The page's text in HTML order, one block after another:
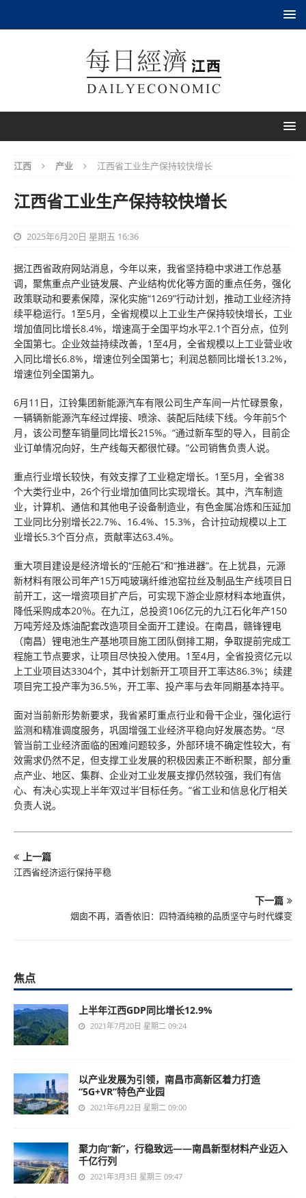
江西 产业 江西省工业生产保持较快增长
江西省工业生产保持较快增长
2025年6月20日 星期五 16:36
据江西省政府网站消息，今年以来，我省坚持稳中求进工作总基
调，聚焦重点产业链发展、产业结构优化等方面的重点任务，强化
政策联动和要素保障，深化实施“1269”行动计划，推动工业经济持
续平稳运行。1至5月，全省规模以上工业生产保持较快增长，工业
增加值同比增长8.4%，增速高于全国平均水平2.1个百分点，位列
全国第七。企业效益持续改善，1至4月，全省规模以上工业营业收
入同比增长6.8%，增速位列全国第七；利润总额同比增长13.2%，
增速位列全国第九。
6月11日，江铃集团新能源汽车有限公司生产车间一片忙碌景象，
一辆辆新能源汽车经过焊接、喷涂、装配后陆续下线。今年前5个
月，该公司整车销量同比增长215%。“通过新车型的导入，目前企
业订单情况向好，生产线每天都很忙碌。”公司销售负责人说。
重点行业增长较快，有效支撑了工业稳定增长。1至5月，全省38
个大类行业中，26个行业增加值同比实现增长。其中，汽车制造
业，计算机、通信和其他电子设备制造业，有色金属冶炼和压延加
工业同比分别增长22.7%、16.4%、15.3%，合计拉动规模以上工
业增长5.3个百分点，贡献率达63.4%。
重大项目建设是经济增长的“压舱石”和“推进器”。在上犹县，元源
新材料有限公司年产15万吨玻璃纤维池窑拉丝及制品生产线项目日
前开工，这一增资项目扩产后，可实现下游企业原材料本地直供，
降低采购成本20％。在九江，总投资106亿元的九江石化年产150
万吨芳烃及炼油配套改造项目全面开工建设。在南昌，赣锋锂电
（南昌）锂电池生产基地项目施工团队倒排工期，争取提前完成工
程施工节点要求，让项目尽快投入使用。1至4月，全省投资亿元以
上工业项目达3304个，其中计划新开工项目开工率达86.3%；续建
项目完工投产率为36.5%，开工率、投产率与去年同期基本持平。
面对当前新形势新要求，我省紧盯重点行业和骨干企业，强化运行
监测和精准调度服务，巩固增强工业经济平稳向好发展态势。“尽
管当前工业经济面临的困难问题较多，外部环境不确定性较大，有
效需求仍然不足，但支撑工业发展的积极因素正不断积聚，部分重
点产业、地区、集群、企业对工业发展支撑仍然较强，我们有信
心、有决心实现上半年‘双过半’目标任务。”省工业和信息化厅相关
负责人说。
上一篇
江西省经济运行保持平稳
下一篇
烟囱不再，酒香依旧：四特酒纯粮的品质坚守与时代蝶变
焦点
上半年江西GDP同比增长12.9%
2021年7月20日 星期二 09:24
以产业发展为引领，南昌市高新区着力打造
“5G+VR”特色产业园
2021年6月22日 星期二 09:00
聚力向“新”，行稳致远——南昌新型材料产业迈入
千亿行列
2021年3月3日 星期三 09:47